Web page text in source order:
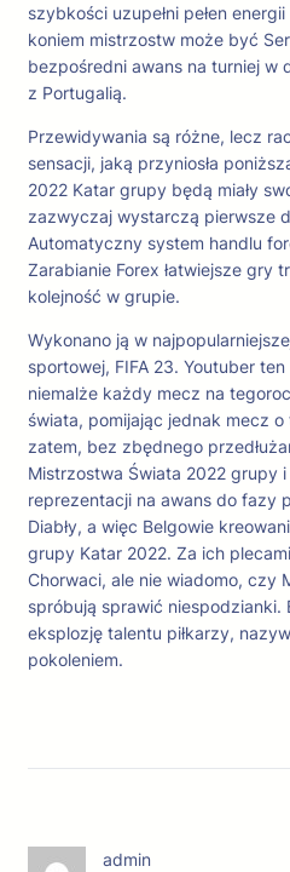
szybkości uzupełni pełen
koniem mistrzostw może być
bezpośredni awans na turniej w
z Portugalią.
Przewidywania są różne, lecz
sensacji, jaką przyniosła
2022 Katar grupy będą miały
zazwyczaj wystarczą pierwsze
Automatyczny system handlu
Zarabianie Forex łatwiejsze gry
kolejność w grupie.
Wykonano ją w
sportowej, FIFA 23. Youtuber
niemalże każdy mecz na
świata, pomijając jednak mecz
zatem, bez zbędnego
Mistrzostwa Świata 2022 grupy
reprezentacji na awans do fazy
Diabły, a więc Belgowie
grupy Katar 2022. Za ich
Chorwaci, ale nie wiadomo, czy
spróbują sprawić niespodzianki.
eksplozję talentu piłkarzy,
pokoleniem.
admin